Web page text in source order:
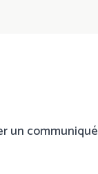
un communiqué